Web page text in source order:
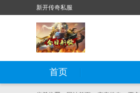
新开传奇私服
首页